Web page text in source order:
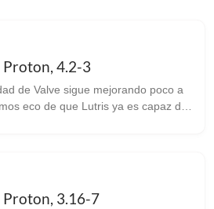
Proton, 4.2-3
de Valve sigue mejorando poco a
Proton, 3.16-7